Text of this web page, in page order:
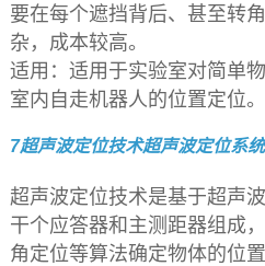
要在每个遮挡背后、甚至转
杂，成本较高。
适用：适用于实验室对简单
室内自走机器人的位置定位。
7超声波定位技术超声波定位系统
超声波定位技术是基于超声
干个应答器和主测距器组成
角定位等算法确定物体的位